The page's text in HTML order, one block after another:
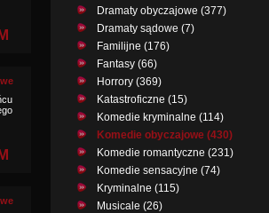
Dramaty obyczajowe (377)
Dramaty sądowe (7)
Familijne (176)
Fantasy (66)
Horrory (369)
Katastroficzne (15)
Komedie kryminalne (114)
Komedie obyczajowe (430)
Komedie romantyczne (231)
Komedie sensacyjne (74)
Kryminalne (115)
Musicale (26)